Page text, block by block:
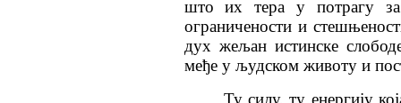
што их тера у потрагу
ограничености и
дух жељан истинске
међе у људском животу и
Ту силу, ту енергију